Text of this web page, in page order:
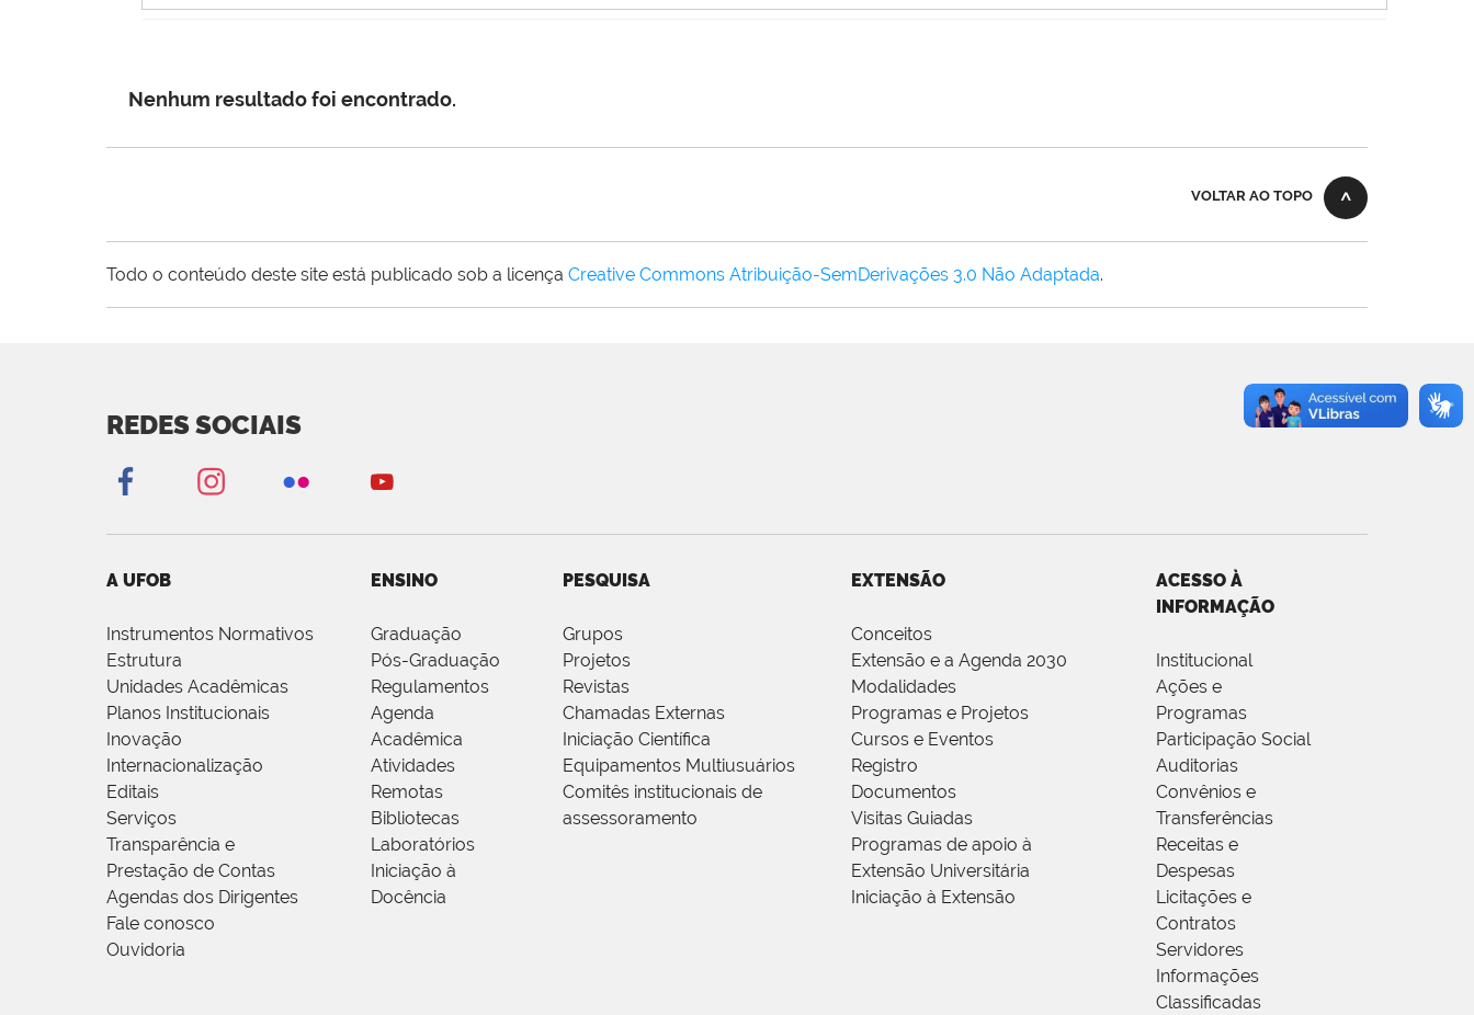
Nenhum resultado foi encontrado.
VOLTAR AO TOPO
Todo o conteúdo deste site está publicado sob a licença Creative Commons Atribuição-SemDerivações 3.0 Não Adaptada.
REDES SOCIAIS
A UFOB
Instrumentos Normativos
Estrutura
Unidades Acadêmicas
Planos Institucionais
Inovação
Internacionalização
Editais
Serviços
Transparência e
Prestação de Contas
Agendas dos Dirigentes
Fale conosco
Ouvidoria
ENSINO
Graduação
Pós-Graduação
Regulamentos
Agenda
Acadêmica
Atividades
Remotas
Bibliotecas
Laboratórios
Iniciação à
Docência
PESQUISA
Grupos
Projetos
Revistas
Chamadas Externas
Iniciação Científica
Equipamentos Multiusuários
Comitês institucionais de
assessoramento
EXTENSÃO
Conceitos
Extensão e a Agenda 2030
Modalidades
Programas e Projetos
Cursos e Eventos
Registro
Documentos
Visitas Guiadas
Programas de apoio à
Extensão Universitária
Iniciação à Extensão
ACESSO À
INFORMAÇÃO
Institucional
Ações e
Programas
Participação Social
Auditorias
Convênios e
Transferências
Receitas e
Despesas
Licitações e
Contratos
Servidores
Informações
Classificadas